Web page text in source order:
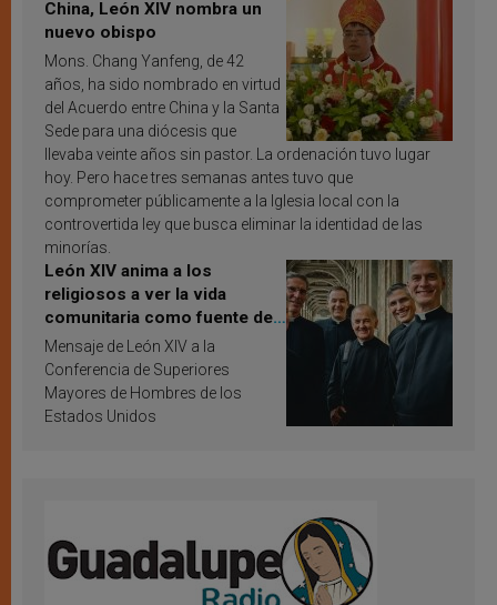
China, León XIV nombra un
nuevo obispo
Mons. Chang Yanfeng, de 42
años, ha sido nombrado en virtud
del Acuerdo entre China y la Santa
Sede para una diócesis que
llevaba veinte años sin pastor. La ordenación tuvo lugar
hoy. Pero hace tres semanas antes tuvo que
comprometer públicamente a la Iglesia local con la
controvertida ley que busca eliminar la identidad de las
minorías.
León XIV anima a los
religiosos a ver la vida
comunitaria como fuente de
inspiración y santificación
Mensaje de León XIV a la
Conferencia de Superiores
Mayores de Hombres de los
Estados Unidos